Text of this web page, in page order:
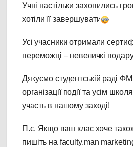
Учні настільки захопились
хотіли її завершувати
Усі учасники отримали
переможці – невеличкі
Дякуємо студентській раді
організації події та усім
участь в нашому заході!
П.с. Якщо ваш клас хоче
пишіть на